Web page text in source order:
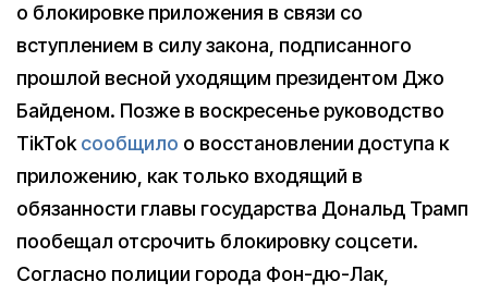
о блокировке приложения в связи со
вступлением в силу закона, подписанного
прошлой весной уходящим президентом Джо
Байденом. Позже в воскресенье руководство
TikTokсообщило о восстановлении доступа к
приложению, как только входящий в
обязанности главы государства Дональд Трамп
пообещал отсрочить блокировку соцсети.
Согласно полиции города Фон-дю-Лак,